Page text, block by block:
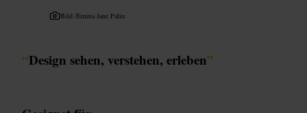
Bild /Emma Jane Palin
“Design sehen, verstehen, erleben”